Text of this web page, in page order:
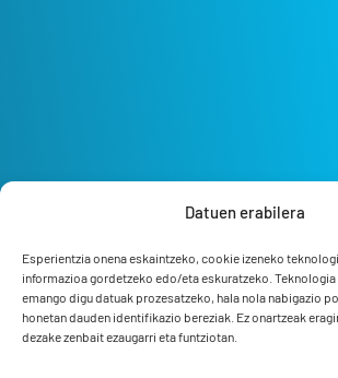
Datuen erabilera
Esperientzia onena eskaintzeko, cookie izeneko
informazioa gordetzeko edo/eta eskuratzeko.
emango digu datuak prozesatzeko, hala nola nabigazio
honetan dauden identifikazio bereziak. Ez onartzeak
dezake zenbait ezaugarri eta funtziotan.